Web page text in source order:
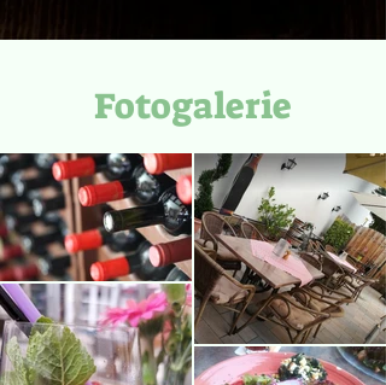
Fotogalerie